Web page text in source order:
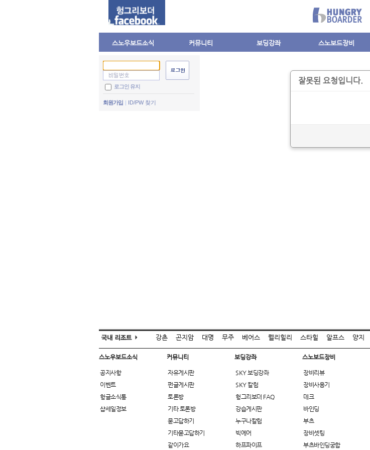
스노우보드소식 커뮤니티 보딩강좌 스노보드장비
로그인 유지
회원가입 ID/PW 찾기
잘못된 요청입니다.
강촌 곤지암 대명 무주 베어스 웰리힐리 스타힐 알프스 양지
스노우보드소식
공지사항
이벤트
헝글소식통
샵세일정보
커뮤니티
자유게시판
펀글게시판
토론방
기타 토론방
묻고답하기
기타묻고답하기
같이가요
보딩강좌
SKY 보딩강좌
SKY 칼럼
헝그리보더 FAQ
강습게시판
누구나칼럼
빅에어
하프파이프
스노보드장비
장비리뷰
장비사용기
데크
바인딩
부츠
장비셋팅
부츠바인딩궁합